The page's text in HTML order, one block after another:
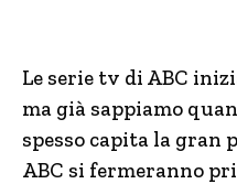
Le serie tv di ABC
ma già sappiamo
spesso capita la gran
ABC si fermeranno